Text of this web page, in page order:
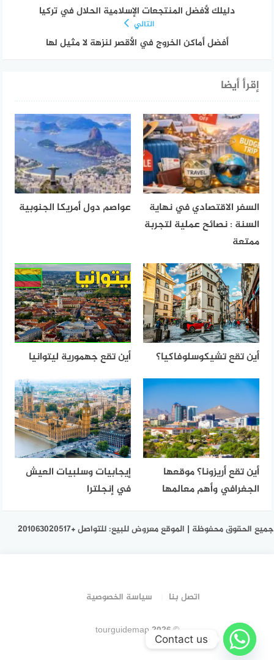
دليلك لأفضل المنتجعات الإسلامية الحلال في تركيا
التالي
أفضل أماكن الخروج في الأقصر لنزهة لا مثيل لها
إقرأ أيضا
السفر الاقتصادي في نهاية
السنة : نصائح عملية لتجربة
ممتعة
عواصم دول أمريكا الجنوبية
أين تقع تشيكوسلوفاكيا؟ أين تقع جهمورية ليتوانيا
أين تقع أريزونا؟ موقعها
الجغرافي وأهم معالمها
إيجابيات وسلبيات العيش
في إنجلترا
جميع الحقوق محفوظة | الموقع معروض للبيع: للتواصل +201063020517
اتصل بنا سياسة الخصوصية
© 2026 tourguidemap
Contact us